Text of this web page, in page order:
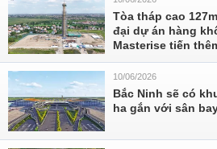
Tòa tháp cao
đại dự án hàng
Masterise tiến
10/06/2026
Bắc Ninh sẽ có
ha gắn với sân